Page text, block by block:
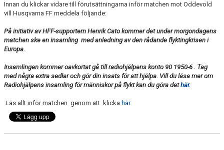
Innan du klickar vidare till förutsättningarna inför matchen mot Oddevold
vill Husqvarna FF meddela följande:
På initiativ av HFF-supportern Henrik Cato kommer det under morgondagens
matchen ske en insamling med anledning av den rådande flyktingkrisen i
Europa.
Insamlingen kommer oavkortat gå till radiohjälpens konto 90 1950-6 . Tag
med några extra sedlar och gör din insats för att hjälpa. Vill du läsa mer om
Radiohjälpens insamling för människor på flykt kan du göra dethär.
Läs allt inför matchen genom att klicka här.